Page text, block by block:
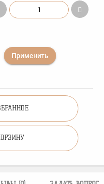
Применить